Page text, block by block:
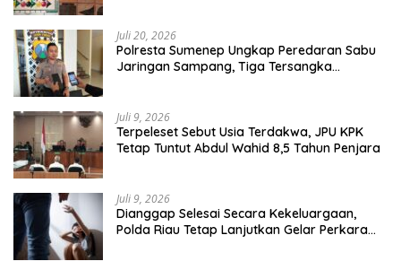
Juli 20, 2026
Polresta Sumenep Ungkap Peredaran Sabu
Jaringan Sampang, Tiga Tersangka
Juli 9, 2026
Terpeleset Sebut Usia Terdakwa, JPU KPK
Tetap Tuntut Abdul Wahid 8,5 Tahun Penjara
Juli 9, 2026
Dianggap Selesai Secara Kekeluargaan,
Polda Riau Tetap Lanjutkan Gelar Perkara